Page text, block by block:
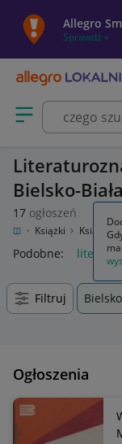
Allegro
Sprawdź »
Otwórz menu z
Bielsko-Biała
17 ogłoszeń
Książki Książki
Podobne:
Filtruj
Ogłoszenia